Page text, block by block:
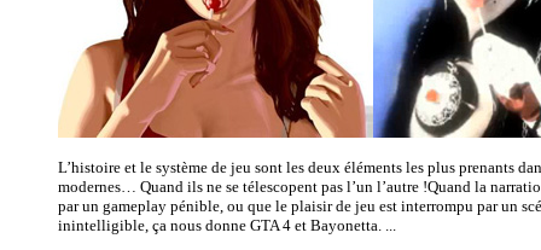
L’histoire et le système de jeu sont les deux éléments les plus prenants
modernes… Quand ils ne se télescopent pas l’un l’autre !Quand la
par un gameplay pénible, ou que le plaisir de jeu est interrompu par un
inintelligible, ça nous donne GTA 4 et Bayonetta. ...